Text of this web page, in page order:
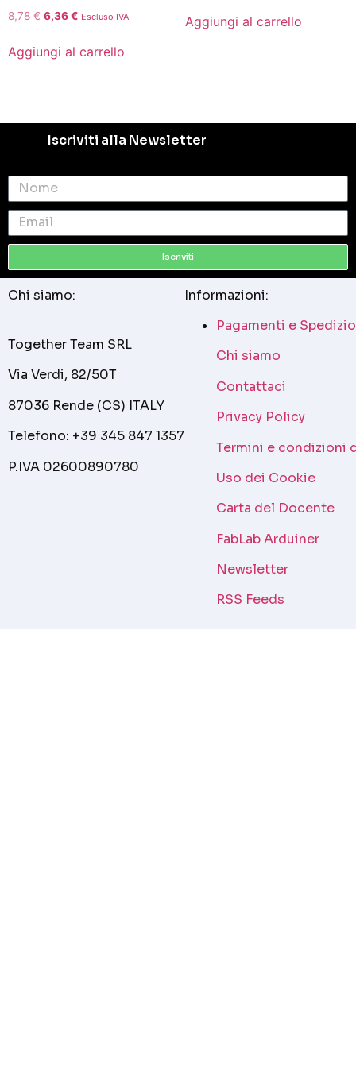
8,78€ 6,36€ Escluso IVA
Aggiungi al carrello
Aggiungi al carrello
Iscriviti alla Newsletter
Iscriviti
Chi siamo:
Together Team SRL
Via Verdi, 82/50T
87036 Rende (CS) ITALY
Telefono: +39 345 847 1357
P.IVA 02600890780
Informazioni:
Pagamenti e
Chi siamo
Contattaci
Privacy Policy
Termini e condizioni
Uso dei Cookie
Carta del Docente
FabLab Arduiner
Newsletter
RSS Feeds